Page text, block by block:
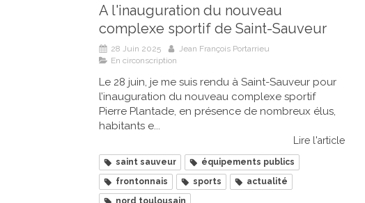
A l'inauguration du nouveau
complexe sportif de Saint-Sauveur
28 Juin 2025
Jean François Portarrieu
En circonscription
Le 28 juin, je me suis rendu à Saint-Sauveur pour
l’inauguration du nouveau complexe sportif
Pierre Plantade, en présence de nombreux élus,
habitants e...
Lire l'article
saint sauveur
équipements publics
frontonnais
sports
actualité
nord toulousain